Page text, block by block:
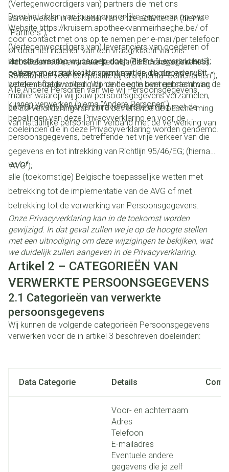
(Vertegenwoordigers van) partners die met ons
samenwerken in het kader van onze activiteiten (hierna
"Partners");
(Vertegenwoordigers van) leveranciers van goederen of
diensten waarop wij beroep doen (hierna "Leveranciers");
Sollicitanten voor een positie bij ons (hierna “Sollicitanten”);
Alle Andere Personen van wie wij Persoonsgegevens
kunnen verwerken (hierna "Andere Personen").
Door het delen van jouw persoonlijke gegevens op onze
Website https://kruisem.apotheekvanmeirhaeghe.be/ of
door contact met ons op te nemen per e-mail/per telefoon
of door het indienen van een vraag/klacht via ons
websiteformulier, verklaar je dat je dit Privacybeleid hebt
gelezen en uitdrukkelijk instemt met de inhoud ervan. Dit
betekent dat je volledig op de hoogte bent gebracht van de
manier waarop wij jouw persoonsgegevens verzamelen,
gebruiken en verwerken, in overeenstemming met de
bepalingen van deze Privacyverklaring en voor de
doeleinden die in deze Privacyverklaring worden genoemd.
Het verzamelen en verwerken van Persoonsgegevens is
onderworpen aan strikte voorwaarden die door de wet
worden afgedwongen. Wij handelen in overeenstemming
met:
de EU-verordening van 2016 betreffende de bescherming
van natuurlijke personen in verband met de verwerking van
persoonsgegevens, betreffende het vrije verkeer van die
gegevens en tot intrekking van Richtlijn 95/46/EG; (hierna
"AVG");
en/of
alle (toekomstige) Belgische toepasselijke wetten met
betrekking tot de implementatie van de AVG of met
betrekking tot de verwerking van Persoonsgegevens.
Onze Privacyverklaring kan in de toekomst worden
gewijzigd. In dat geval zullen we je op de hoogte stellen
met een uitnodiging om deze wijzigingen te bekijken, wat
we duidelijk zullen aangeven in de Privacyverklaring.
Artikel 2 – CATEGORIEËN VAN
VERWERKTE PERSOONSGEGEVENS
2.1 Categorieën van verwerkte
persoonsgegevens
Wij kunnen de volgende categorieën Persoonsgegevens
verwerken voor de in artikel 3 beschreven doeleinden:
Data Categorie Details
Voor- en achternaam
Adres
Telefoon
E-mailadres
Eventuele andere
gegevens die je zelf